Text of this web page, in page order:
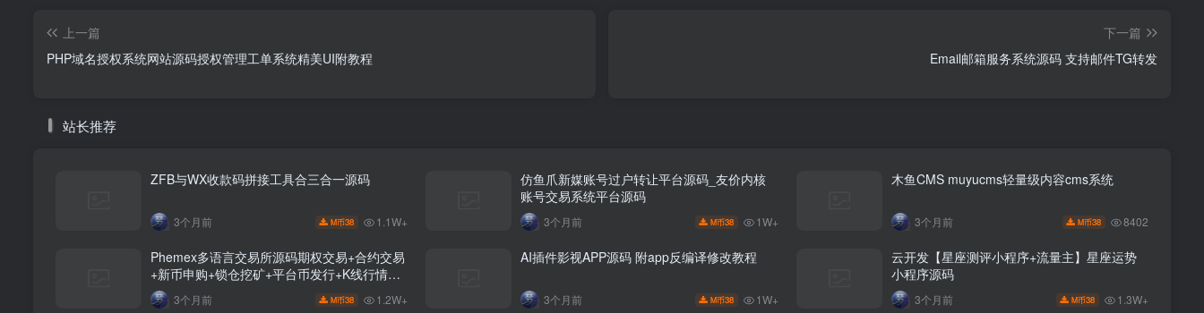
上一篇
PHP域名授权系统网站源码授权管理工单系统精美UI附教程
下一篇
Email邮箱服务系统源码 支持邮件TG转发
站长推荐
ZFB与WX收款码拼接工具合三合一源码
3个月前 M币38 1.1W+
仿鱼爪新媒账号过户转让平台源码_友价内核
账号交易系统平台源码
3个月前 M币38 1W+
木鱼CMS muyucms轻量级内容cms系统
3个月前 M币38 8402
Phemex多语言交易所源码期权交易+合约交易
+新币申购+锁仓挖矿+平台币发行+K线行情控
制前端uniapp编译后+后端PHP
3个月前 M币38 1.2W+
AI插件影视APP源码 附app反编译修改教程
3个月前 M币38 1W+
云开发【星座测评小程序+流量主】星座运势
小程序源码
3个月前 M币38 1.3W+